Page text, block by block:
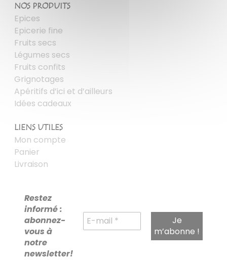
NOS PRODUITS
Epices
Epicerie fine
Fruits secs
Légumes secs
Fruits confits
Grignotages
Apéritifs d’ici et d’ailleurs
Idées cadeaux
LIENS UTILES
Mon compte
Panier
Livraison
Restez
informé :
abonnez-
vous à
notre
newsletter!